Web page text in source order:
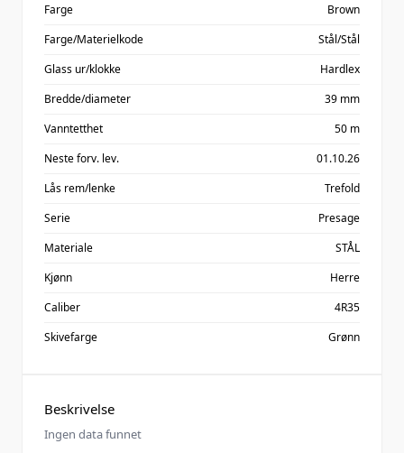
Beskrivelse
Ingen data funnet
Farge
Brown
Farge/Materielkode
Stål/Stål
Glass ur/klokke
Hardlex
Bredde/diameter
39 mm
Vanntetthet
50 m
Neste forv. lev.
01.10.26
Lås rem/lenke
Trefold
Serie
Presage
Materiale
STÅL
Kjønn
Herre
Caliber
4R35
Skivefarge
Grønn